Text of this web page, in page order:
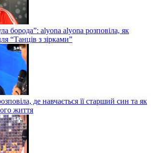
борода”: alyona alyona розповіла, як
“Танців з зірками”
де навчається її старший син та як
життя